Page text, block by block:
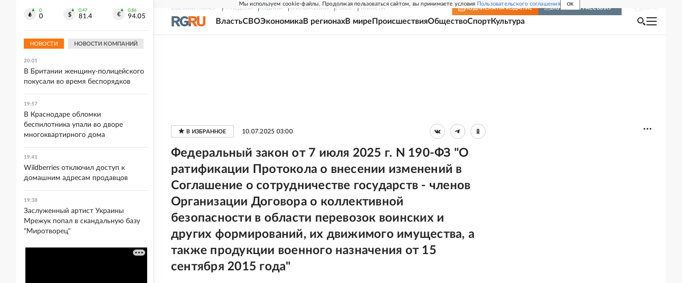
Мы используем cookie-файлы. Продолжая пользоваться сайтом, вы принимаете условия Пользовательского соглашения OK
СВЕЖИЙ НОМЕР РГ-НЕДЕЛЯ РОДИНА ПРИЛОЖЕНИЯ СОЮЗ НОВОСТИ ПОДПИСКА НА ИЗДАНИЕ ВКЛЮЧИТЬ РАССЫЛКУ
ВластьСВОЭкономикаВ регионахВ мире ПроисшествияОбществоСпортКультура
10.07.2025 03:00
Федеральный закон от 7 июля 2025 г. N 190-ФЗ "О
ратификации Протокола о внесении изменений в
Соглашение о сотрудничестве государств - членов
Организации Договора о коллективной
безопасности в области перевозок воинских и
других формирований, их движимого имущества, а
также продукции военного назначения от 15
сентября 2015 года"
0
0
0.47
81.4
0.86
94.05
НОВОСТИ НОВОСТИ КОМПАНИЙ
20:07
Саратовцам посоветовали надеть
полигона
20:01
В Британии женщину-полицейского
покусали во время беспорядков
19:57
В Краснодаре обломки
беспилотника упали во дворе
многоквартирного дома
19:41
Wildberries отключил доступ к
домашним адресам продавцов
19:38
Заслуженный артист Украины
Мрежук попал в скандальную базу
"Миротворец"